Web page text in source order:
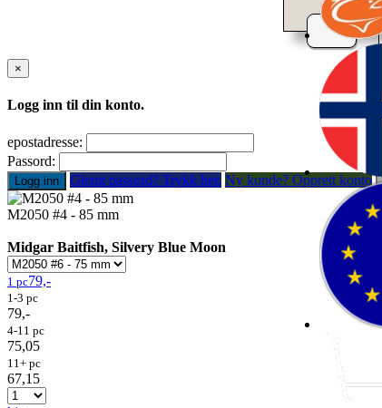
×
Logg inn til din konto.
epostadresse:
Passord:
Logg inn Glemt passord? Trykk her. Ny kunde? Opprett konto
M2050 #4 - 85 mm
Midgar Baitfish, Silvery Blue Moon
1 pc79,-
1-3 pc
79,-
4-11 pc
75,05
11+ pc
67,15